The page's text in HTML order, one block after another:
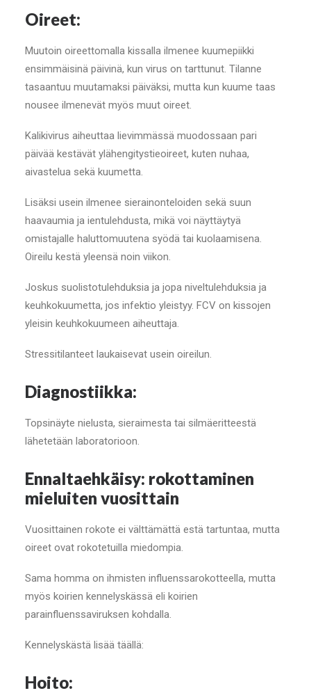
Oireet:
Muutoin oireettomalla kissalla ilmenee kuumepiikki
ensimmäisinä päivinä, kun virus on tarttunut. Tilanne
tasaantuu muutamaksi päiväksi, mutta kun kuume taas
nousee ilmenevät myös muut oireet.
Kalikivirus aiheuttaa lievimmässä muodossaan pari
päivää kestävät ylähengitystieoireet, kuten nuhaa,
aivastelua sekä kuumetta.
Lisäksi usein ilmenee sierainonteloiden sekä suun
haavaumia ja ientulehdusta, mikä voi näyttäytyä
omistajalle haluttomuutena syödä tai kuolaamisena.
Oireilu kestä yleensä noin viikon.
Joskus suolistotulehduksia ja jopa niveltulehduksia ja
keuhkokuumetta, jos infektio yleistyy. FCV on kissojen
yleisin keuhkokuumeen aiheuttaja.
Stressitilanteet laukaisevat usein oireilun.
Diagnostiikka:
Topsinäyte nielusta, sieraimesta tai silmäeritteestä
lähetetään laboratorioon.
Ennaltaehkäisy: rokottaminen
mieluiten vuosittain
Vuosittainen rokote ei välttämättä estä tartuntaa, mutta
oireet ovat rokotetuilla miedompia.
Sama homma on ihmisten influenssarokotteella, mutta
myös koirien kennelyskässä eli koirien
parainfluenssaviruksen kohdalla.
Kennelyskästä lisää täällä:
Hoito: